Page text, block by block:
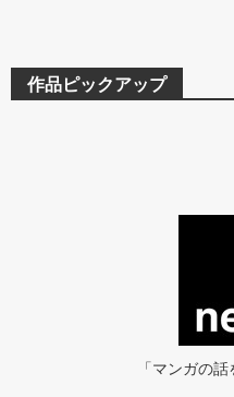
作品ピックアップ
「マンガの